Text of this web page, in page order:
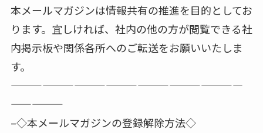
本メールマガジンは情報共有の推進を目的としてお
ります。宜しければ、社内の他の方が閲覧できる社
内掲示板や関係各所へのご転送をお願いいたしま
す。
——————————————————————
—————
–◇本メールマガジンの登録解除方法◇